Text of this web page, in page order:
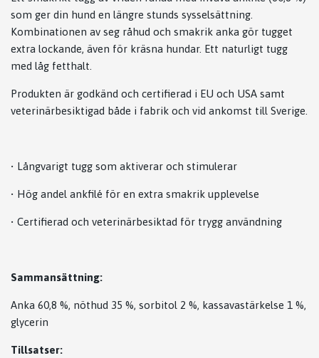
som ger din hund en längre stunds sysselsättning.
Kombinationen av seg råhud och smakrik anka gör tugget
extra lockande, även för kräsna hundar. Ett naturligt tugg
med låg fetthalt.
Produkten är godkänd och certifierad i EU och USA samt
veterinärbesiktigad både i fabrik och vid ankomst till Sverige.
• Långvarigt tugg som aktiverar och stimulerar
• Hög andel ankfilé för en extra smakrik upplevelse
• Certifierad och veterinärbesiktad för trygg användning
Sammansättning:
Anka 60,8 %, nöthud 35 %, sorbitol 2 %, kassavastärkelse 1 %,
glycerin
Tillsatser: